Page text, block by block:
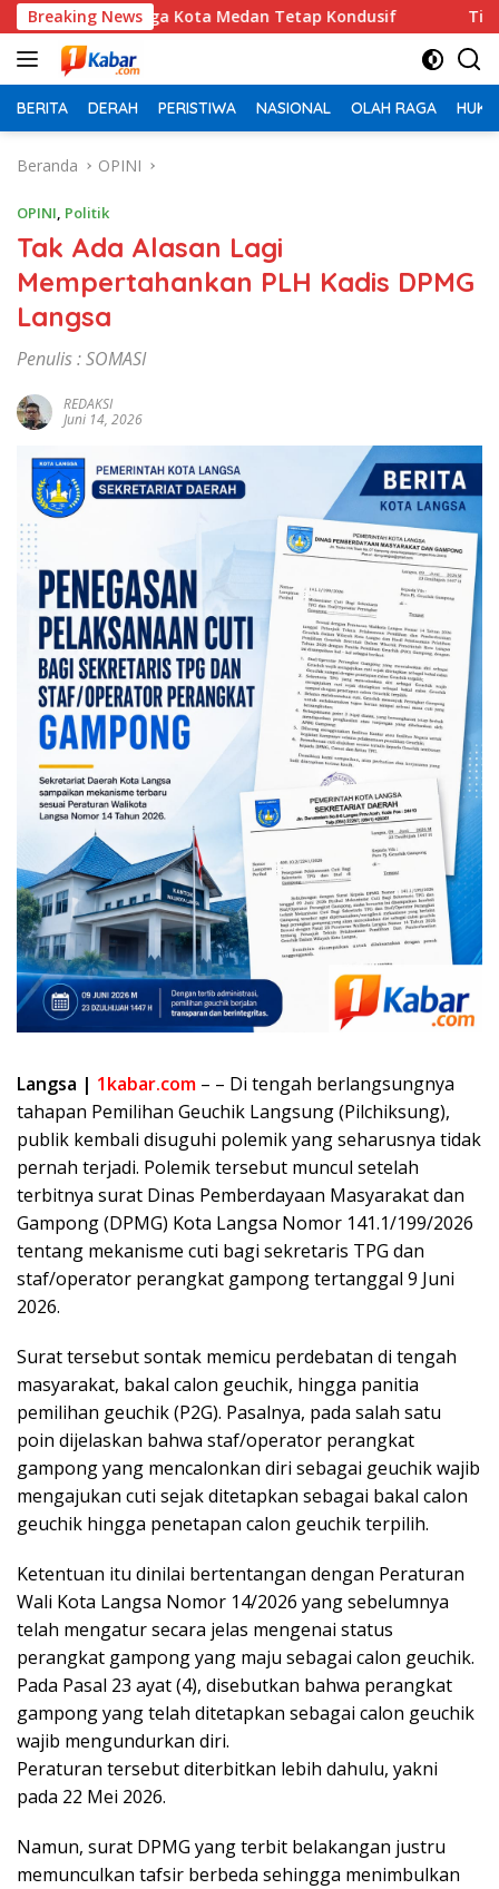
Langsung
ke
konten
Breaking News
Jaga Kota Medan Tetap Kondusif Tiga Kapolsek dan
BERITA DERAH PERISTIWA NASIONAL OLAH RAGA
Beranda OPINI
OPINI, Politik
Tak Ada Alasan Lagi
Mempertahankan PLH Kadis DPMG
Langsa
Penulis : SOMASI
REDAKSI
Juni 14, 2026
Langsa | 1kabar.com – – Di tengah berlangsungnya
tahapan Pemilihan Geuchik Langsung (Pilchiksung),
publik kembali disuguhi polemik yang seharusnya tidak
pernah terjadi. Polemik tersebut muncul setelah
terbitnya surat Dinas Pemberdayaan Masyarakat dan
Gampong (DPMG) Kota Langsa Nomor 141.1/199/2026
tentang mekanisme cuti bagi sekretaris TPG dan
staf/operator perangkat gampong tertanggal 9 Juni
2026.
Surat tersebut sontak memicu perdebatan di tengah
masyarakat, bakal calon geuchik, hingga panitia
pemilihan geuchik (P2G). Pasalnya, pada salah satu
poin dijelaskan bahwa staf/operator perangkat
gampong yang mencalonkan diri sebagai geuchik wajib
mengajukan cuti sejak ditetapkan sebagai bakal calon
geuchik hingga penetapan calon geuchik terpilih.
Ketentuan itu dinilai bertentangan dengan Peraturan
Wali Kota Langsa Nomor 14/2026 yang sebelumnya
telah mengatur secara jelas mengenai status
perangkat gampong yang maju sebagai calon geuchik.
Pada Pasal 23 ayat (4), disebutkan bahwa perangkat
gampong yang telah ditetapkan sebagai calon geuchik
wajib mengundurkan diri.
Peraturan tersebut diterbitkan lebih dahulu, yakni
pada 22 Mei 2026.
Namun, surat DPMG yang terbit belakangan justru
memunculkan tafsir berbeda sehingga menimbulkan